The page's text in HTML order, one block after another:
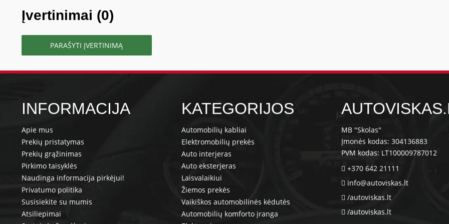
Įvertinimai (0)
PARAŠYTI ĮVERTINIMĄ
INFORMACIJA
Apie mus
Prekių pristatymas
Prekių grąžinimas
Pirkimo taisyklės
Naudinga informacija pirkėjui!
Privatumo politika
Susisiekite su mumis
Atsiliepimai
KATEGORIJOS
Automobilių kabliai
Elektromobilių prekės
Auto interjeras
Auto eksterjeras
Laisvalaikiui
Žiemos prekės
Vaikiškos automobilinės kėdutės
Automobilių komforto įranga
MB "Skolas"
Įmonės kodas: 304136883
PVM kodas: LT100009787012
+370 642 21111
info@autoviskas.lt
/autoviskas.lt
/autoviskas.lt